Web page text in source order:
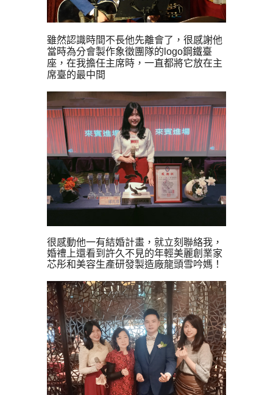
雖然認識時間不長他先離會了，很感謝他
當時為分會製作象徵團隊的logo鋼鐵臺
座， 在我擔任主席時，一直都將它放在主
席臺的最中間
很感動他一有結婚計畫，就立刻聯絡我，
婚禮上還看到許久不見的年輕美麗創業家
芯彤和美容生產研發製造廠龍頭雪吟媽！